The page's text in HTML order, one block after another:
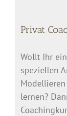
Privat
Wollt Ihr
speziellen
lernen?